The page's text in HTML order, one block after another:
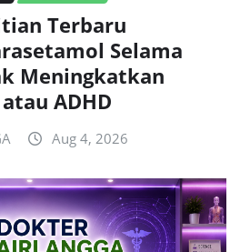
Terbaru
Selama
Meningkatkan
ADHD
Aug 4, 2026